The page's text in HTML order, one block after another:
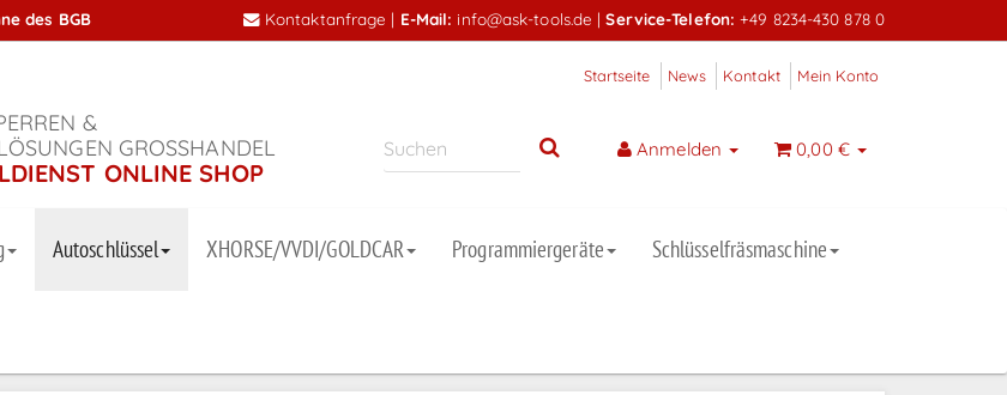
des BGB Kontaktanfrage | E-Mail: info@ask-tools.de |Service-Telefon: +49 8234-430 878 0
Startseite News Kontakt Mein Konto
&
GROSSHANDEL
ONLINE SHOP
Anmelden 0,00 €
Autoschlüssel XHORSE/VVDI/GOLDCAR Programmiergeräte Schlüsselfräsmaschine